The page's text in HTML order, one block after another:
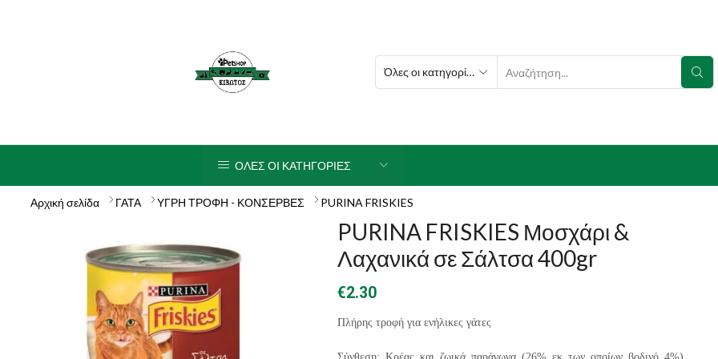
SEARCH
ΟΛΕΣ ΟΙ ΚΑΤΗΓΟΡΙΕΣ
Αρχική σελίδα ΓΑΤΑ ΥΓΡΗ ΤΡΟΦΗ - ΚΟΝΣΕΡΒΕΣ PURINA FRISKIES
PURINA FRISKIES Μοσχάρι &
Λαχανικά σε Σάλτσα 400gr
€2.30
Πλήρης τροφή για ενήλικες γάτες